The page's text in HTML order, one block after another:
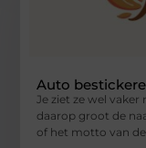
Auto
Je ziet ze wel
daarop groot de
of het motto van de